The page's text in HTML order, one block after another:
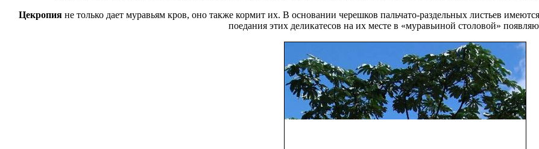
Цекропия не только дает муравьям кров, оно также кормит их. В основании черешков пальчато-раздельных листьев
поедания этих деликатесов на их месте в «муравьиной столовой»